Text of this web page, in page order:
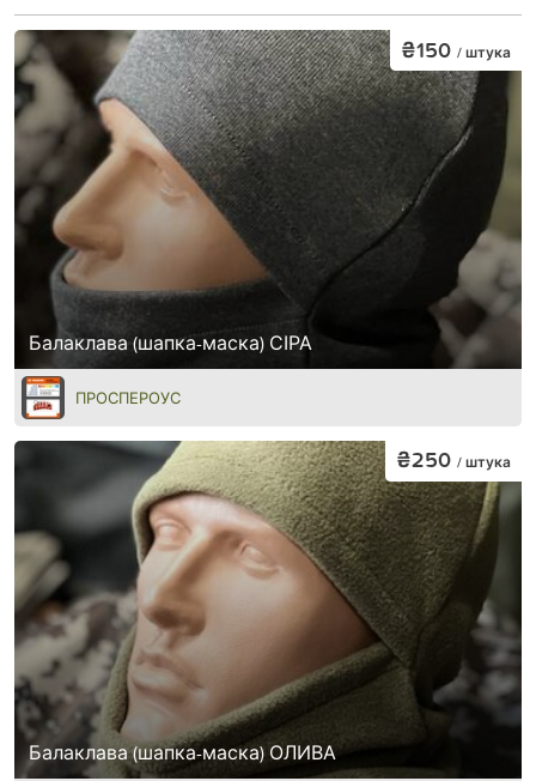
Балаклава (шапка-маска) СІРА
₴150 / штука
ПРОСПЕРОУС
Балаклава (шапка-маска) ОЛИВА
₴250 / штука